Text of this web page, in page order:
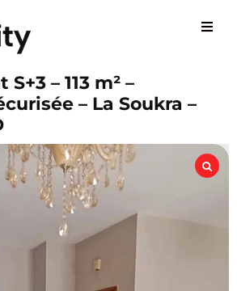
– 113 m² –
– La Soukra –